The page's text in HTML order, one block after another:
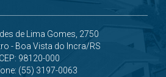
de Lima Gomes, 2750
- Boa Vista do Incra/RS
CEP: 98120-000
(55) 3197-0063